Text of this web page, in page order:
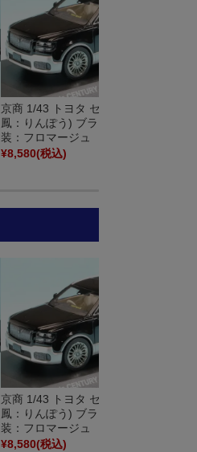
京商 1/43 トヨタ センチュリー (麟
鳳：りんぽう) ブラック/シルバー) 内
装：フロマージュ KS03926BS
¥8,580(税込)
京商 1/43 トヨタ センチュリー (麟
鳳：りんぽう) ブラック/シルバー) 内
装：フロマージュ KS03926BS
¥8,580(税込)